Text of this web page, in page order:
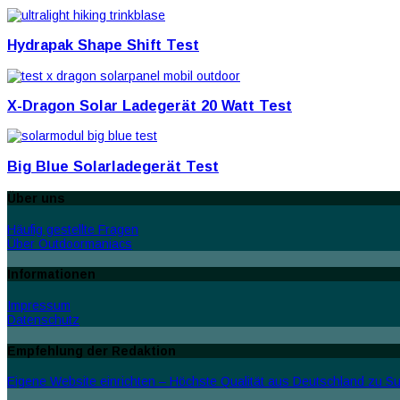
Hydrapak Shape Shift Test
X-Dragon Solar Ladegerät 20 Watt Test
Big Blue Solarladegerät Test
Über uns
Häufig gestellte Fragen
Über Outdoormaniacs
Informationen
Impressum
Datenschutz
Empfehlung der Redaktion
Eigene Website einrichten – Höchste Qualität aus Deutschland zu